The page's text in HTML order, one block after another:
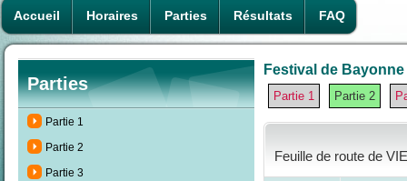
Accueil Horaires Parties Résultats FAQ
Parties
Partie 1
Partie 2
Partie 3
Festival de
Partie 1 Partie 2
Feuille de route de